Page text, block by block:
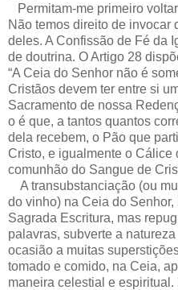
Permitam-me primeiro
Não temos direito de invocar
deles. A Confissão de Fé da
de doutrina. O Artigo 28
“A Ceia do Senhor não é
Cristãos devem ter entre si
Sacramento de nossa
o é que, a tantos quantos
dela recebem, o Pão que
Cristo, e igualmente o Cálice
comunhão do Sangue de
A transubstanciação (ou
do vinho) na Ceia do
Sagrada Escritura, mas
palavras, subverte a
ocasião a muitas
tomado e comido, na Ceia,
maneira celestial e